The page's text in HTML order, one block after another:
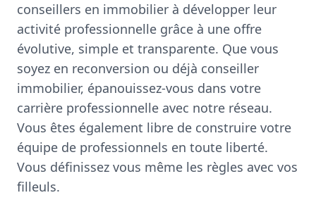
conseillers en immobilier à développer leur
activité professionnelle grâce à une offre
évolutive, simple et transparente. Que vous
soyez en reconversion ou déjà conseiller
immobilier, épanouissez-vous dans votre
carrière professionnelle avec notre réseau.
Vous êtes également libre de construire votre
équipe de professionnels en toute liberté.
Vous définissez vous même les règles avec vos
filleuls.